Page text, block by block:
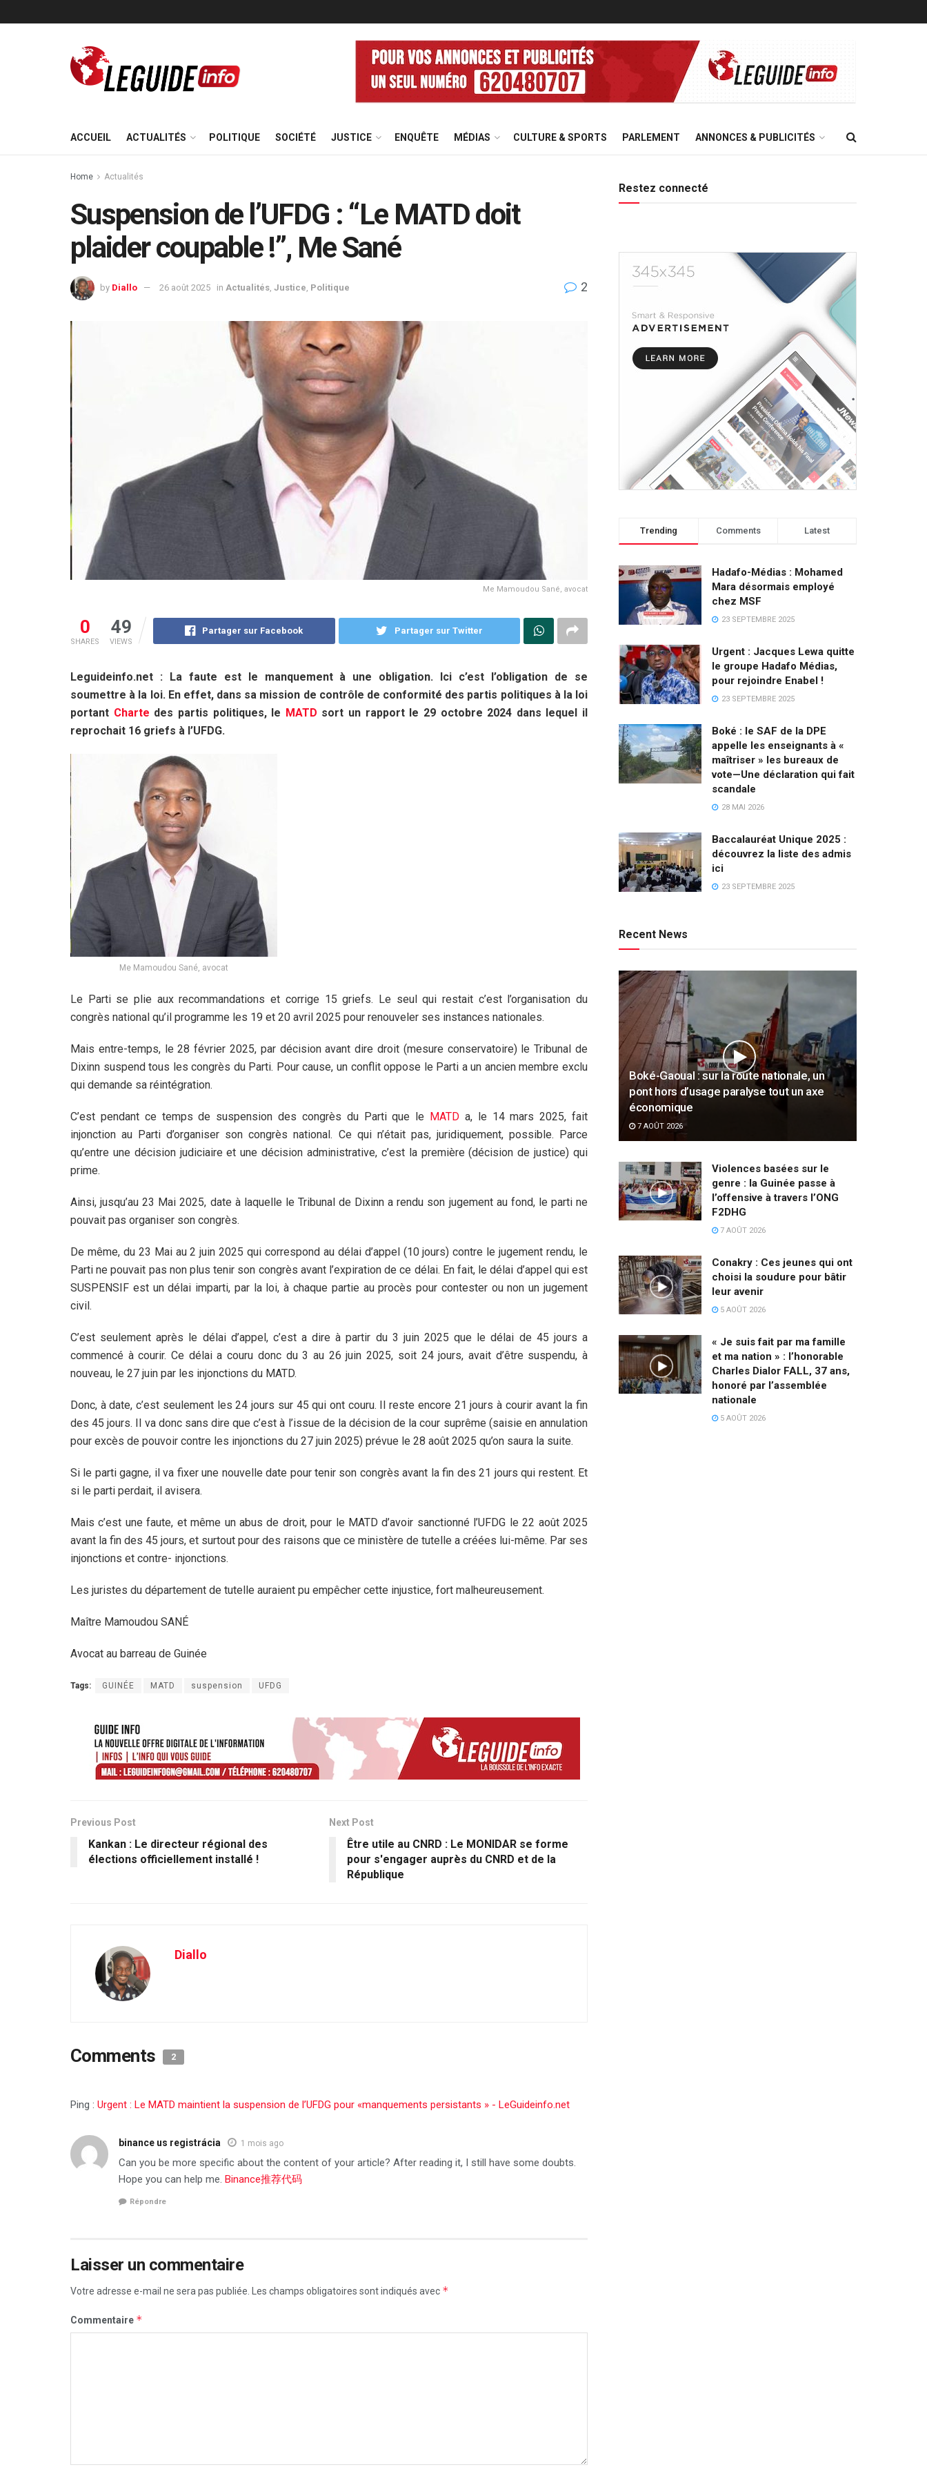
ACCUEIL ACTUALITÉS POLITIQUE SOCIÉTÉ JUSTICE ENQUÊTE MÉDIAS CULTURE & SPORTS PARLEMENT ANNONCES & PUBLICITÉS
Home Actualités
Suspension de l’UFDG : “Le MATD doit
plaider coupable !”, Me Sané
by Diallo 26 août 2025 in Actualités Justice Politique 2
Me Mamoudou Sané, avocat
0
SHARES
49
VIEWS
Partager sur Facebook Partager sur Twitter
Leguideinfo.net : La faute est le manquement à une obligation. Ici c’est l’obligation de se
soumettre à la loi. En effet, dans sa mission de contrôle de conformité des partis politiques à la loi
portant Charte des partis politiques, le MATD sort un rapport le 29 octobre 2024 dans lequel il
reprochait 16 griefs à l’UFDG.
Me Mamoudou Sané, avocat
Le Parti se plie aux recommandations et corrige 15 griefs. Le seul qui restait c’est l’organisation du
congrès national qu’il programme les 19 et 20 avril 2025 pour renouveler ses instances nationales.
Mais entre-temps, le 28 février 2025, par décision avant dire droit (mesure conservatoire) le Tribunal de
Dixinn suspend tous les congrès du Parti. Pour cause, un conflit oppose le Parti a un ancien membre exclu
qui demande sa réintégration.
C’est pendant ce temps de suspension des congrès du Parti que le MATD a, le 14 mars 2025, fait
injonction au Parti d’organiser son congrès national. Ce qui n’était pas, juridiquement, possible. Parce
qu’entre une décision judiciaire et une décision administrative, c’est la première (décision de justice) qui
prime.
Ainsi, jusqu’au 23 Mai 2025, date à laquelle le Tribunal de Dixinn a rendu son jugement au fond, le parti ne
pouvait pas organiser son congrès.
De même, du 23 Mai au 2 juin 2025 qui correspond au délai d’appel (10 jours) contre le jugement rendu, le
Parti ne pouvait pas non plus tenir son congrès avant l’expiration de ce délai. En fait, le délai d’appel qui est
SUSPENSIF est un délai imparti, par la loi, à chaque partie au procès pour contester ou non un jugement
civil.
C’est seulement après le délai d’appel, c’est a dire à partir du 3 juin 2025 que le délai de 45 jours a
commencé à courir. Ce délai a couru donc du 3 au 26 juin 2025, soit 24 jours, avait d’être suspendu, à
nouveau, le 27 juin par les injonctions du MATD.
Donc, à date, c’est seulement les 24 jours sur 45 qui ont couru. Il reste encore 21 jours à courir avant la fin
des 45 jours. Il va donc sans dire que c’est à l’issue de la décision de la cour suprême (saisie en annulation
pour excès de pouvoir contre les injonctions du 27 juin 2025) prévue le 28 août 2025 qu’on saura la suite.
Si le parti gagne, il va fixer une nouvelle date pour tenir son congrès avant la fin des 21 jours qui restent. Et
si le parti perdait, il avisera.
Mais c’est une faute, et même un abus de droit, pour le MATD d’avoir sanctionné l’UFDG le 22 août 2025
avant la fin des 45 jours, et surtout pour des raisons que ce ministère de tutelle a créées lui-même. Par ses
injonctions et contre- injonctions.
Les juristes du département de tutelle auraient pu empêcher cette injustice, fort malheureusement.
Maître Mamoudou SANÉ
Avocat au barreau de Guinée
Tags: GUINÉE MATD suspension UFDG
Previous Post
Kankan : Le directeur régional des
élections officiellement installé !
Next Post
Être utile au CNRD : Le MONIDAR se forme
pour s'engager auprès du CNRD et de la
République
Diallo
Comments 2
Ping : Urgent : Le MATD maintient la suspension de l’UFDG pour «manquements persistants » - LeGuideinfo.net
binance us registrácia 1 mois ago
Can you be more specific about the content of your article? After reading it, I still have some doubts.
Hope you can help me. Binance推荐代码
Répondre
Laisser un commentaire
Votre adresse e-mail ne sera pas publiée. Les champs obligatoires sont indiqués avec *
Commentaire *
Restez connecté
Trending Comments Latest
Hadafo-Médias : Mohamed
Mara désormais employé
chez MSF
23 SEPTEMBRE 2025
Urgent : Jacques Lewa quitte
le groupe Hadafo Médias,
pour rejoindre Enabel !
23 SEPTEMBRE 2025
Boké : le SAF de la DPE
appelle les enseignants à «
maîtriser » les bureaux de
vote—Une déclaration qui fait
scandale
28 MAI 2026
Baccalauréat Unique 2025 :
découvrez la liste des admis
ici
23 SEPTEMBRE 2025
Recent News
Boké-Gaoual : sur la route nationale, un
pont hors d’usage paralyse tout un axe
économique
7 AOÛT 2026
Violences basées sur le
genre : la Guinée passe à
l’offensive à travers l’ONG
F2DHG
7 AOÛT 2026
Conakry : Ces jeunes qui ont
choisi la soudure pour bâtir
leur avenir
5 AOÛT 2026
« Je suis fait par ma famille
et ma nation » : l’honorable
Charles Dialor FALL, 37 ans,
honoré par l’assemblée
nationale
5 AOÛT 2026